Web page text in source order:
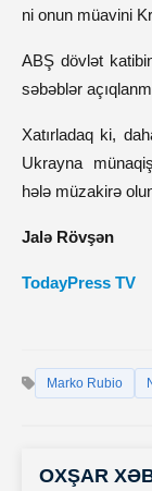
ni onun müavini
ABŞ dövlət
səbəblər
Xatırladaq ki,
Ukrayna
hələ müzakirə
Jalə Rövşən
TodayPress TV
Marko Rubio
OXŞAR